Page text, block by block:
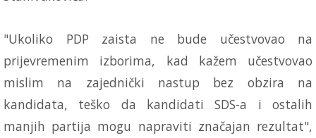
"Ukoliko PDP zaista ne bude učestvovao na
prijevremenim izborima, kad kažem učestvovao
mislim na zajednički nastup bez obzira na
kandidata, teško da kandidati SDS-a i ostalih
manjih partija mogu napraviti značajan rezultat",